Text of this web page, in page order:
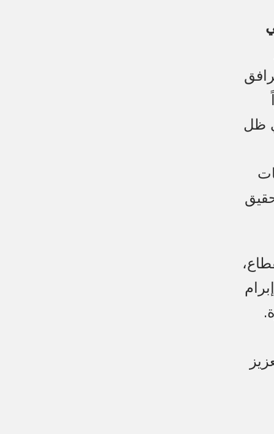
رؤية المملكة 2030. وفي ظل